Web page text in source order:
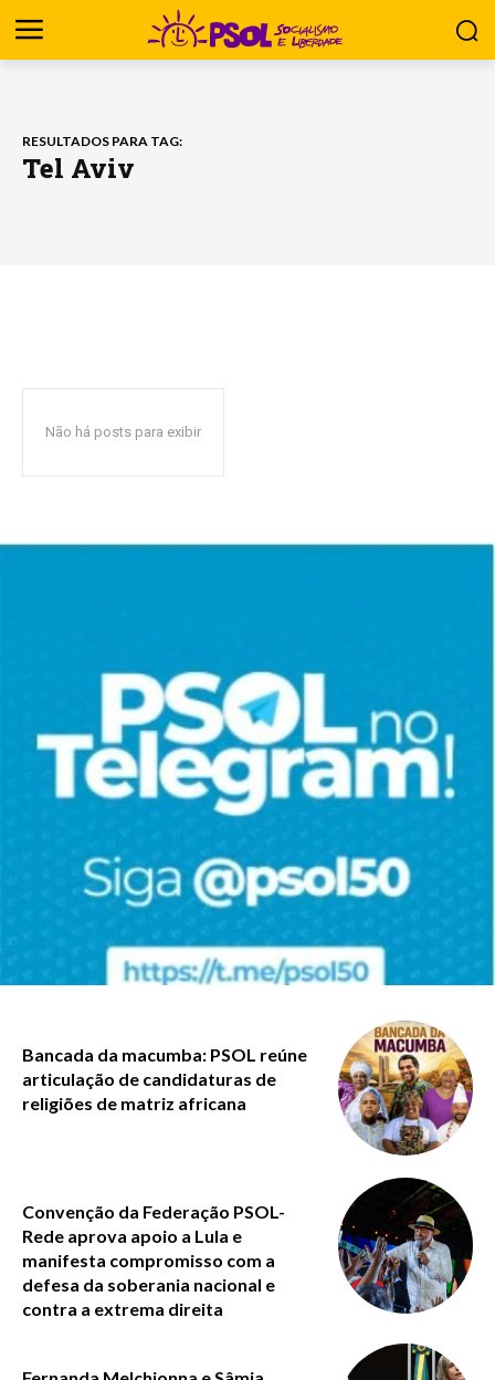
RESULTADOS PARA TAG:
Tel Aviv
Não há posts para exibir
Bancada da macumba: PSOL reúne
articulação de candidaturas de
religiões de matriz africana
Convenção da Federação PSOL-
Rede aprova apoio a Lula e
manifesta compromisso com a
defesa da soberania nacional e
contra a extrema direita